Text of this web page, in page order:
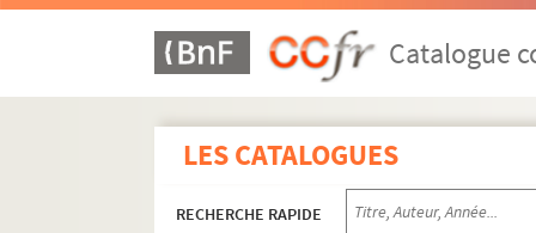
Catalogue
LES CATALOGUES
RECHERCHE RAPIDE